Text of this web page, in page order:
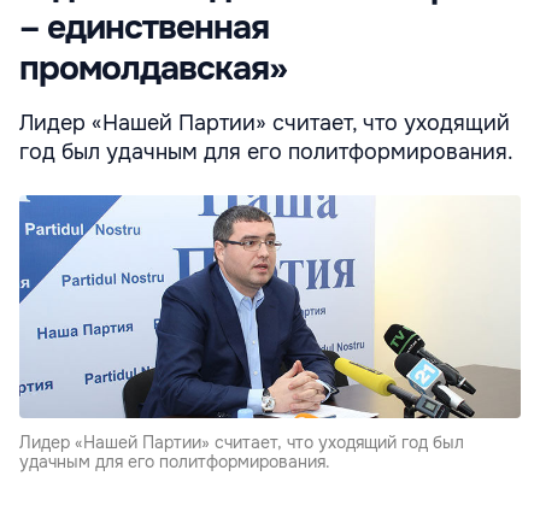
– единственная
промолдавская»
Лидер «Нашей Партии» считает, что уходящий
год был удачным для его политформирования.
Лидер «Нашей Партии» считает, что уходящий год был
удачным для его политформирования.